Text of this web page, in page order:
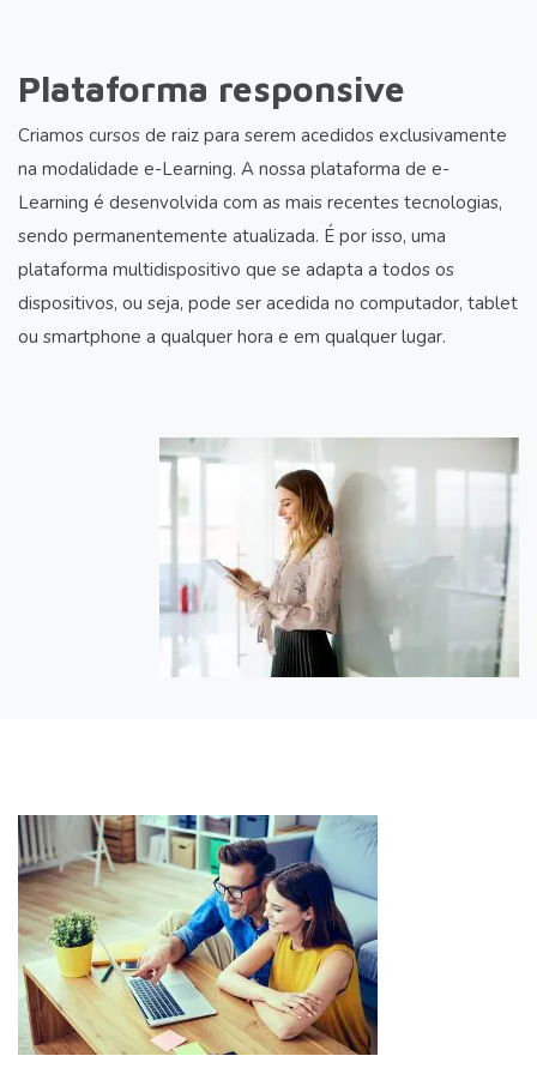
Plataforma responsive
Criamos cursos de raiz para serem acedidos exclusivamente
na modalidade e-Learning. A nossa plataforma de e-
Learning é desenvolvida com as mais recentes tecnologias,
sendo permanentemente atualizada. É por isso, uma
plataforma multidispositivo que se adapta a todos os
dispositivos, ou seja, pode ser acedida no computador, tablet
ou smartphone a qualquer hora e em qualquer lugar.